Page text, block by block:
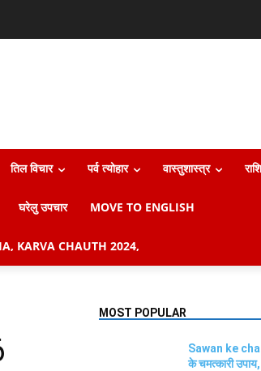
तिल विचार पर्व त्योहार वास्तुशास्त्र
घरेलु उपचार MOVE TO ENGLISH
KARVA CHAUTH 2024,
MOST POPULAR
Sawan ke
के चमत्कारी उपाय,